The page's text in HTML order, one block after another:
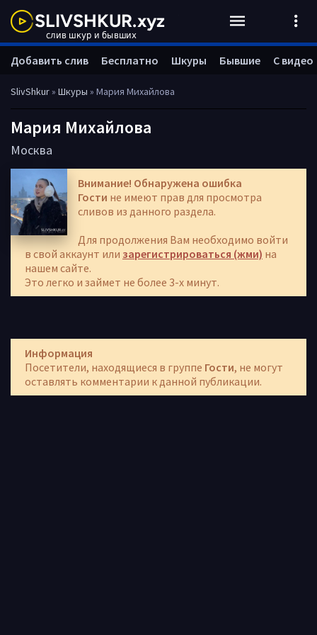
SlivShkur» Шкуры » Мария Михайлова
Мария Михайлова
Москва
Внимание! Обнаружена ошибка
Гости не имеют прав для просмотра
сливов из данного раздела.
Для продолжения Вам необходимо войти
в свой аккаунт или зарегистрироваться (жми) на
нашем сайте.
Это легко и займет не более 3-х минут.
Информация
Посетители, находящиеся в группе Гости, не могут
оставлять комментарии к данной публикации.
Добавить слив Бесплатно Шкуры Бывшие С видео